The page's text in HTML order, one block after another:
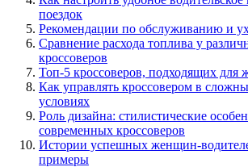
поездок
Рекомендации по обслуживанию и
Сравнение расхода топлива у
кроссоверов
Топ-5 кроссоверов, подходящих для
Как управлять кроссовером в
условиях
Роль дизайна: стилистические
современных кроссоверов
Истории успешных женщин-
примеры